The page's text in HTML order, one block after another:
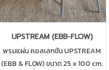
UPSTREAM (EBB-FLOW)
พรมแผ่น คอลเลกชัน UPSTREAM
(EBB & FLOW) ขนาด 25 x 100 cm.